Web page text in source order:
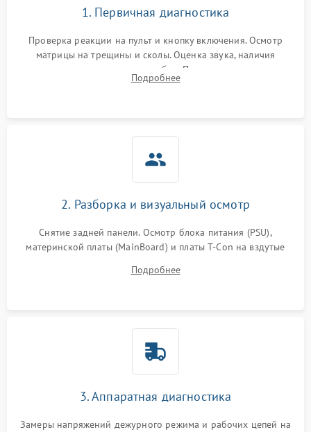
1. Первичная диагностика
Проверка реакции на пульт и кнопку включения. Осмотр
матрицы на трещины и сколы. Оценка звука, наличия
подсветки и индикаторов ошибок. Подключение тестовых
источников сигнала для выявления симптомов поломки.
Подробнее
2. Разборка и визуальный осмотр
Снятие задней панели. Осмотр блока питания (PSU),
материнской платы (MainBoard) и платы T-Con на вздутые
Проверка надежности фиксации и целостности шлейфов.
Подробнее
3. Аппаратная диагностика
Замеры напряжений дежурного режима и рабочих цепей на